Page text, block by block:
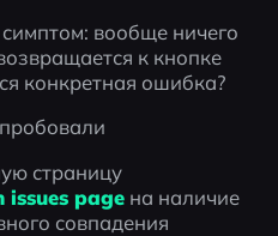
вообще ничего
к кнопке
конкретная ошибка?
страницу
issues page на наличие
совпадения